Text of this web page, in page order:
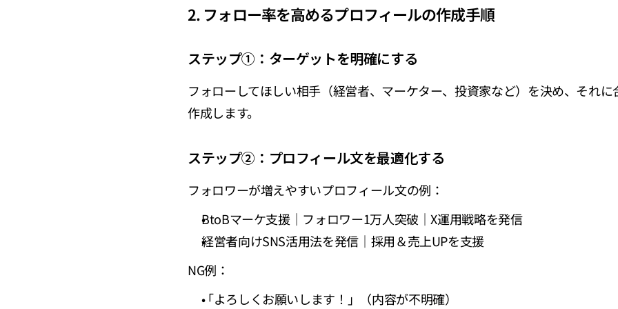
2. フォロー率を高めるプロフィールの作成手順
ステップ①：ターゲットを明確にする
フォローしてほしい相手（経営者、マーケター、投資家など）を決め、それ
作成します。
ステップ②：プロフィール文を最適化する
フォロワーが増えやすいプロフィール文の例：
BtoBマーケ支援｜フォロワー1万人突破｜X運用戦略を発信
経営者向けSNS活用法を発信｜採用＆売上UPを支援
NG例：
「よろしくお願いします！」（内容が不明確）